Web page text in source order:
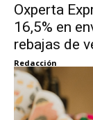
Oxperta
16,5% en
rebajas de
Redacción